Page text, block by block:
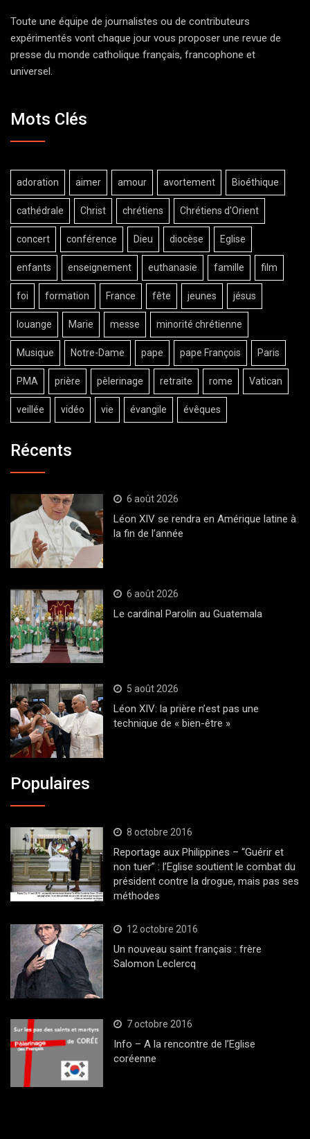
Toute une équipe de journalistes ou de contributeurs
expérimentés vont chaque jour vous proposer une revue de
presse du monde catholique français, francophone et
universel.
Mots Clés
adoration aimer amour avortement Bioéthique
cathédrale Christ chrétiens Chrétiens d'Orient
concert conférence Dieu diocèse Eglise
enfants enseignement euthanasie famille film
foi formation France fête jeunes jésus
louange Marie messe minorité chrétienne
Musique Notre-Dame pape pape François Paris
PMA prière pèlerinage retraite rome Vatican
veillée vidéo vie évangile évêques
Récents
6 août 2026
Léon XIV se rendra en Amérique latine à
la fin de l’année
6 août 2026
Le cardinal Parolin au Guatemala
5 août 2026
Léon XIV: la prière n’est pas une
technique de « bien-être »
Populaires
8 octobre 2016
Reportage aux Philippines – “Guérir et
non tuer” : l’Eglise soutient le combat du
président contre la drogue, mais pas ses
méthodes
12 octobre 2016
Un nouveau saint français : frère
Salomon Leclercq
7 octobre 2016
Info – A la rencontre de l’Eglise
coréenne